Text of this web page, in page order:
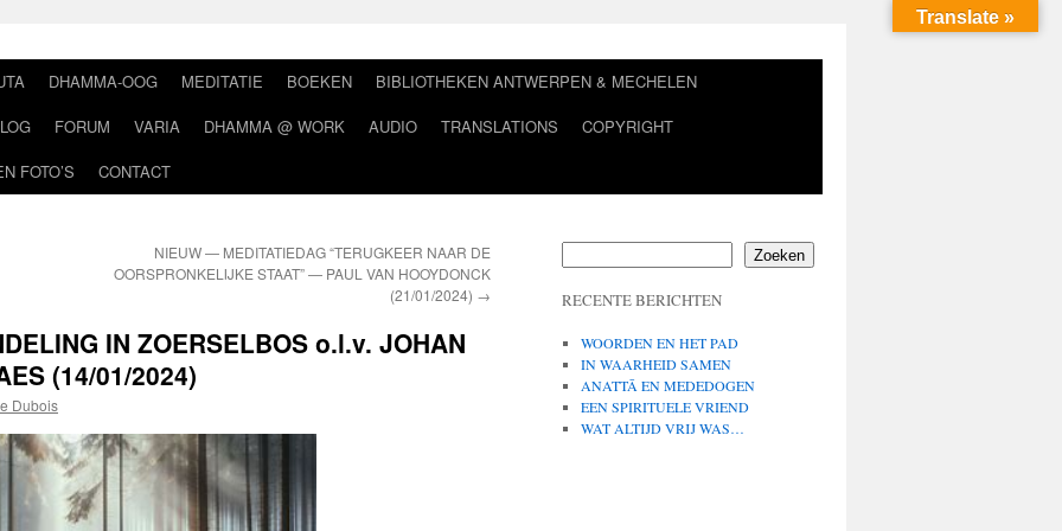
DHAMMA-OOG MEDITATIE BOEKEN
BIBLIOTHEKEN ANTWERPEN & MECHELEN
FORUM VARIA DHAMMA @ WORK AUDIO TRANSLATIONS
COPYRIGHT
FOTO’S CONTACT
NIEUW — MEDITATIEDAG “TERUGKEER NAAR DE
OORSPRONKELIJKE STAAT” — PAUL VAN HOOYDONCK
(21/01/2024) →
IN ZOERSELBOS o.l.v. JOHAN
(14/01/2024)
Dubois
Zoeken
RECENTE BERICHTEN
WOORDEN EN HET PAD
IN WAARHEID SAMEN
ANATTĀ EN MEDEDOGEN
EEN SPIRITUELE VRIEND
WAT ALTIJD VRIJ WAS…
Translate »